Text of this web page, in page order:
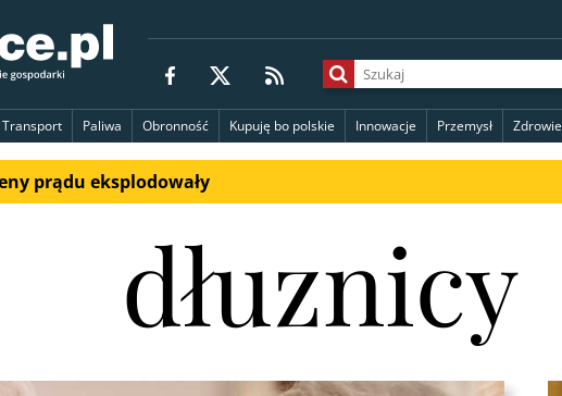
Transport Paliwa Obronność Kupuję bo polskie Innowacje Przemysł Zdrowie
prądu eksplodowały
dłuznicy